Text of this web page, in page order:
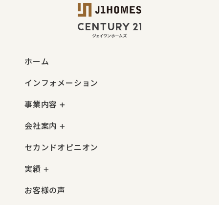
ホーム
インフォメーション
事業内容
会社案内
セカンドオピニオン
実績
お客様の声